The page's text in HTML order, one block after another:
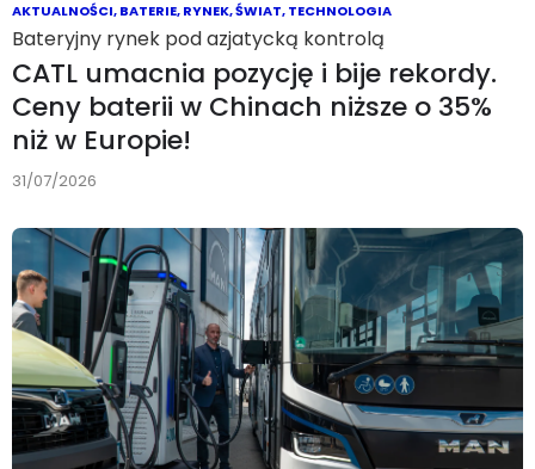
AKTUALNOŚCI,BATERIE,RYNEK,ŚWIAT,TECHNOLOGIA
Bateryjny rynek pod azjatycką kontrolą
CATL umacnia pozycję i bije rekordy.
Ceny baterii w Chinach niższe o 35%
niż w Europie!
31/07/2026